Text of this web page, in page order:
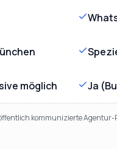
möglich Ja
kommunizierte